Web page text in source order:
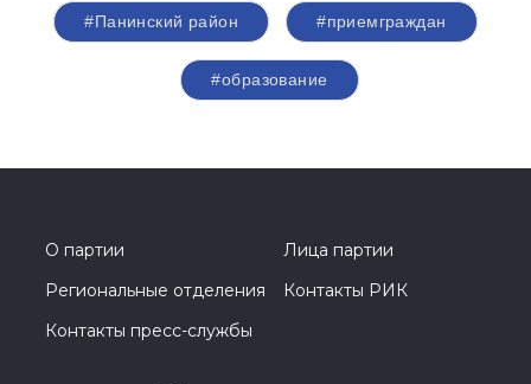
#Панинский район #приемграждан
#образование
О партии
Лица партии
Региональные отделения
Контакты РИК
Контакты пресс-службы